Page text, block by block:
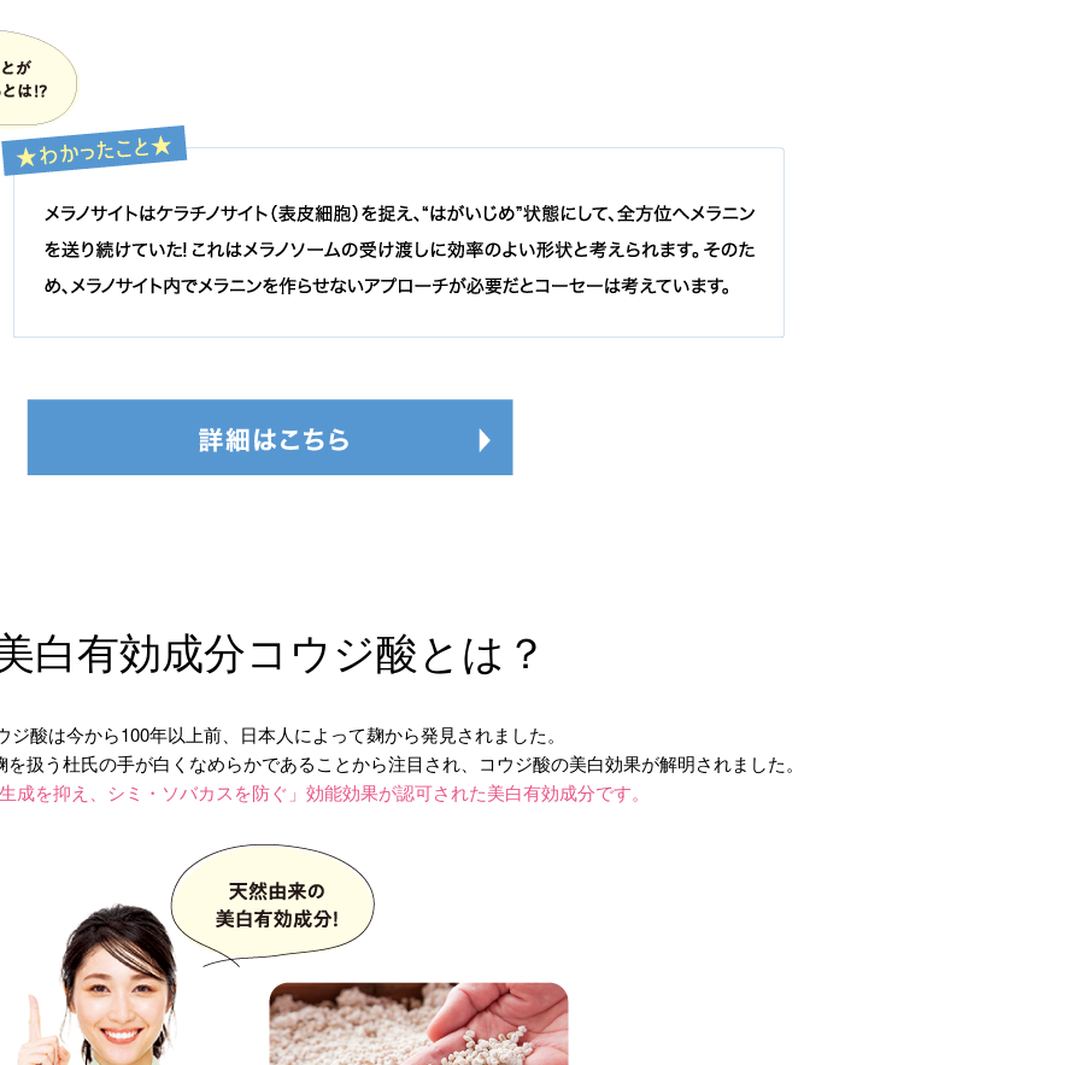
白有効成分コウジ酸とは？
ジ酸は今から100年以上前、日本人によって麹から発見されました。
扱う杜氏の手が白くなめらかであることから注目され、コウジ酸の美白効果が解明されました。
成を抑え、シミ・ソバカスを防ぐ」効能効果が認可された美白有効成分です。